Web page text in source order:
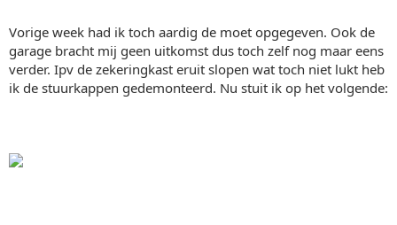
Vorige week had ik toch aardig de moet opgegeven. Ook de
garage bracht mij geen uitkomst dus toch zelf nog maar eens
verder. Ipv de zekeringkast eruit slopen wat toch niet lukt heb
ik de stuurkappen gedemonteerd. Nu stuit ik op het volgende: